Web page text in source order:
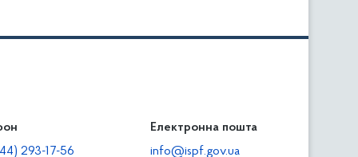
293-17-56
Електронна пошта
info@ispf.gov.ua